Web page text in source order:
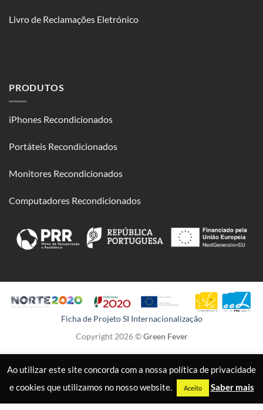
Livro de Reclamações Eletrónico
PRODUTOS
iPhones Recondicionados
Portáteis Recondicionados
Monitores Recondicionados
Computadores Recondicionados
Ficha de Projeto SI Internacionalização
Copyright 2026 ©Green Fever
Ao utilizar este site concorda com a nossa política de privacidade
e cookies que utilizamos no nosso website.
Aceito Saber mais